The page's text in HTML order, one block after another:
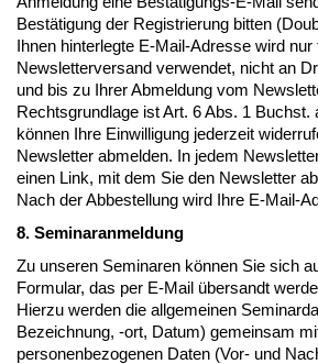
Bestätigung der Registrierung bitten
Ihnen hinterlegte E-Mail-Adresse wird nur
Newsletterversand verwendet, nicht an
und bis zu Ihrer Abmeldung vom
Rechtsgrundlage ist Art. 6 Abs. 1 Buchst.
können Ihre Einwilligung jederzeit
Newsletter abmelden. In jedem
einen Link, mit dem Sie den Newsletter
Nach der Abbestellung wird Ihre E-Mail-
8. Seminaranmeldung
Zu unseren Seminaren können Sie sich
Formular, das per E-Mail übersandt
Hierzu werden die allgemeinen
Bezeichnung, -ort, Datum) gemeinsam
personenbezogenen Daten (Vor- und